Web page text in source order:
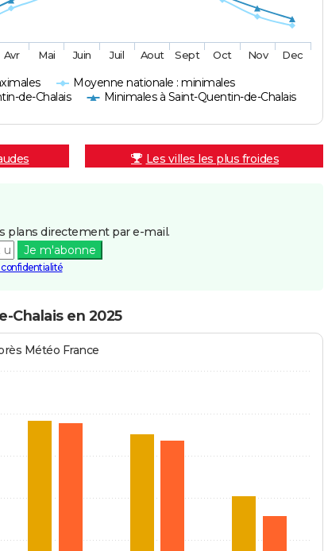
Moyenne nationale : minimales
de-Chalais
Minimales à Saint-Quentin-de-Chalais
Avr Mai Juin Juil Aout Sept Oct Nov Dec
Les villes les plus froides
plans directement par e-mail.
Je m'abonne
confidentialité
Chalais en 2025
Météo France